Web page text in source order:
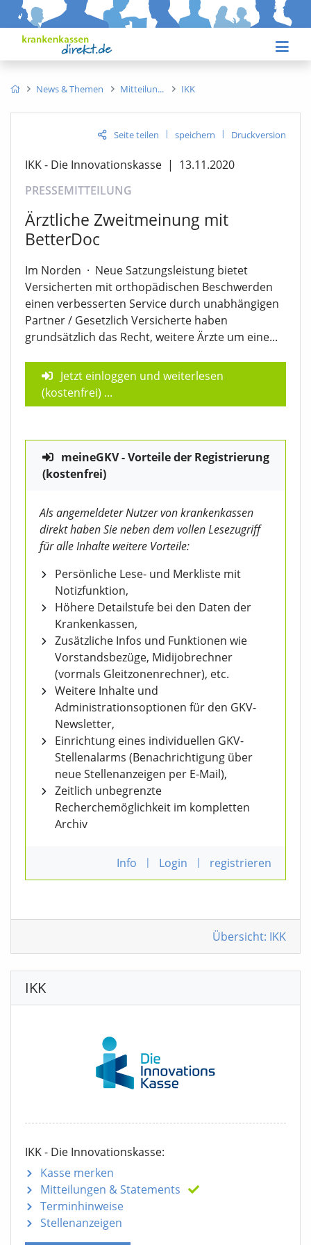
News & Themen Mitteilun IKK
Seite teilen | speichern | Druckversion
IKK - Die Innovationskasse | 13.11.2020
PRESSEMITTEILUNG
Ärztliche Zweitmeinung mit
BetterDoc
Im Norden · Neue Satzungsleistung bietet
Versicherten mit orthopädischen Beschwerden
einen verbesserten Service durch unabhängigen
Partner / Gesetzlich Versicherte haben
grundsätzlich das Recht, weitere Ärzte um eine...
Jetzt einloggen und weiterlesen
(kostenfrei) ...
meineGKV - Vorteile der Registrierung
(kostenfrei)
Als angemeldeter Nutzer von krankenkassen
direkt haben Sie neben dem vollen Lesezugriff
für alle Inhalte weitere Vorteile:
Persönliche Lese- und Merkliste mit
Notizfunktion,
Höhere Detailstufe bei den Daten der
Krankenkassen,
Zusätzliche Infos und Funktionen wie
Vorstandsbezüge, Midijobrechner
(vormals Gleitzonenrechner), etc.
Weitere Inhalte und
Administrationsoptionen für den GKV-
Newsletter,
Einrichtung eines individuellen GKV-
Stellenalarms (Benachrichtigung über
neue Stellenanzeigen per E-Mail),
Zeitlich unbegrenzte
Recherchemöglichkeit im kompletten
Archiv
Info | Login | registrieren
Übersicht: IKK
IKK
IKK - Die Innovationskasse:
Kasse merken
Mitteilungen & Statements
Terminhinweise
Stellenanzeigen